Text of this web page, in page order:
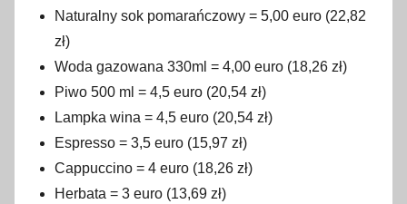
Naturalny sok pomarańczowy = 5,00 euro (22,82
zł)
Woda gazowana 330ml = 4,00 euro (18,26 zł)
Piwo 500 ml = 4,5 euro (20,54 zł)
Lampka wina = 4,5 euro (20,54 zł)
Espresso = 3,5 euro (15,97 zł)
Cappuccino = 4 euro (18,26 zł)
Herbata = 3 euro (13,69 zł)